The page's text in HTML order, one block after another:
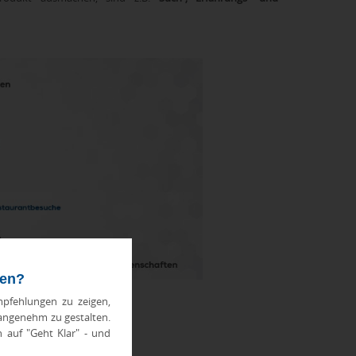
zu zeigen,
zu gestalten.
auf "Geht Klar" - und